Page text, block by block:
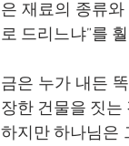
은 재료의 종류
로 드리느냐”를
금은 누가 내든
장한 건물을 짓
하지만 하나님은